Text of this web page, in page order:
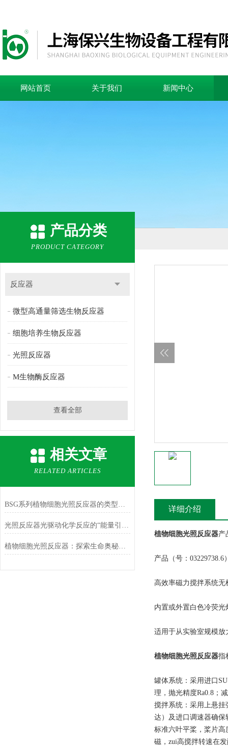
网站首页 关于我们 新闻中心
产品分类
PRODUCT CATEGORY
反应器
微型高通量筛选生物反应器
细胞培养生物反应器
光照反应器
M生物酶反应器
查看全部
相关文章
RELATED ARTICLES
BSG系列植物细胞光照反应器的类型与特点
光照反应器光驱动化学反应的“能量引擎”
植物细胞光照反应器：探索生命奥秘的绿色引擎
详细介绍
植物细胞光照反应器产
产品（号：03229738.6
高效率磁力搅拌系统
内置或外置白色冷荧
适用于从实验室规模
植物细胞光照反应器指
罐体系统：采用进口
理，抛光精度Ra0.8；
搅拌系统：采用上悬
达）及进口调速器确
标准六叶平桨，桨片
磁，zui高搅拌转速在